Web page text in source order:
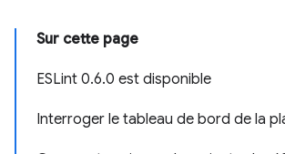
Sur cette page
ESLint 0.6.0 est disponible
Interroger le tableau de bord de la